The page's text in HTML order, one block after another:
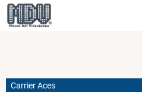
Pasar
al
Carrier Aces